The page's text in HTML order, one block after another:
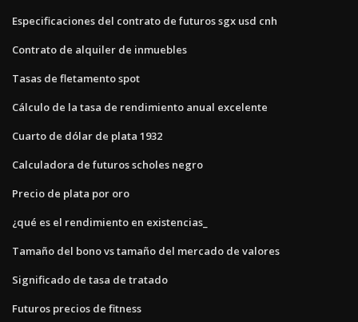
Especificaciones del contrato de futuros sgx usd cnh
Contrato de alquiler de inmuebles
Tasas de fletamento spot
Cálculo de la tasa de rendimiento anual excelente
Cuarto de dólar de plata 1932
Calculadora de futuros scholes negro
Precio de plata por oro
¿qué es el rendimiento en existencias_
Tamaño del bono vs tamaño del mercado de valores
Significado de tasa de tratado
Futuros precios de fitness